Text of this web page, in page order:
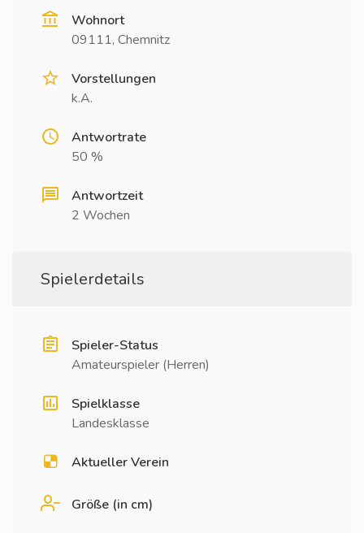
Wohnort
09111, Chemnitz
Vorstellungen
k.A.
Antwortrate
50 %
Antwortzeit
2 Wochen
Spielerdetails
Spieler-Status
Amateurspieler (Herren)
Spielklasse
Landesklasse
Aktueller Verein
Größe (in cm)